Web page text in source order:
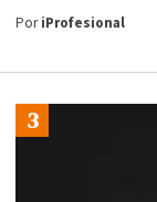
PoriProfesional